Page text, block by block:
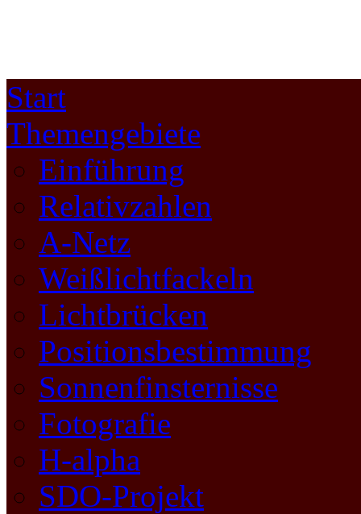
Start
Themengebiete
Einführung
Relativzahlen
A-Netz
Weißlichtfackeln
Lichtbrücken
Positionsbestimmung
Sonnenfinsternisse
Fotografie
H-alpha
SDO-Projekt